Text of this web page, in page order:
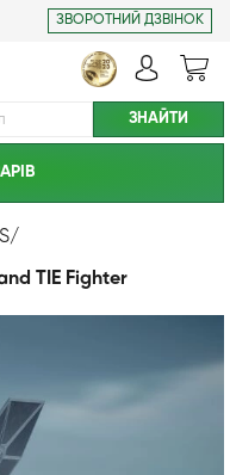
ЗВОРОТНИЙ ДЗВІНОК
/
TIE Fighter